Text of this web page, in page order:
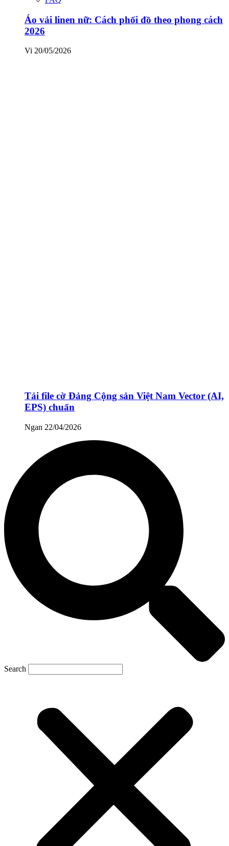
Áo vải linen nữ: Cách phối đồ theo phong cách
2026
Vi 20/05/2026
Tải file cờ Đảng Cộng sản Việt Nam Vector (AI,
EPS) chuẩn
Ngan 22/04/2026
Search